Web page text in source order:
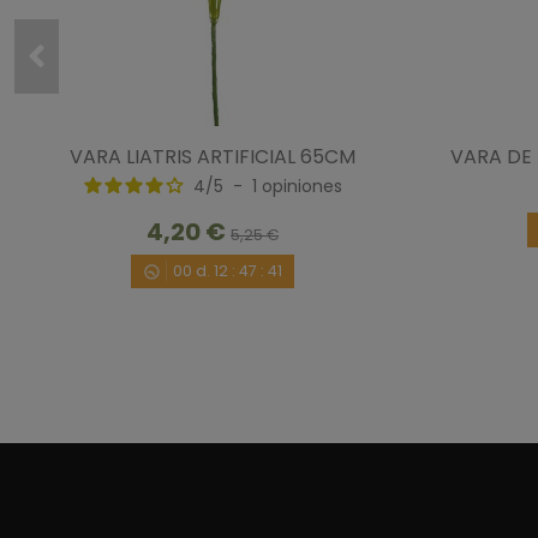
VARA LIATRIS ARTIFICIAL 65CM
4/5 - 1 opiniones
4,20 € 5,25 €
00d. 12: 47: 40
VARA